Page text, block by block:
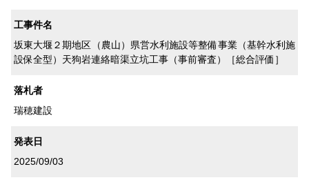
工事件名
坂東大堰２期地区（農山）県営水利施設等整備事業（基幹水利施
設保全型）天狗岩連絡暗渠立坑工事（事前審査）［総合評価］
落札者
瑞穂建設
発表日
2025/09/03